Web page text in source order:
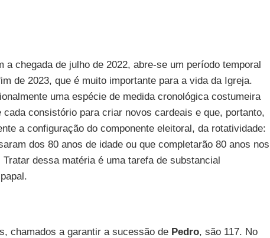
a chegada de julho de 2022, abre-se um período temporal
de 2023, que é muito importante para a vida da Igreja.
uma espécie de medida cronológica costumeira
cada consistório para criar novos cardeais e que, portanto,
a configuração do componente eleitoral, da rotatividade:
dos 80 anos de idade ou que completarão 80 anos nos
dessa matéria é uma tarefa de substancial
chamados a garantir a sucessão de Pedro, são 117. No